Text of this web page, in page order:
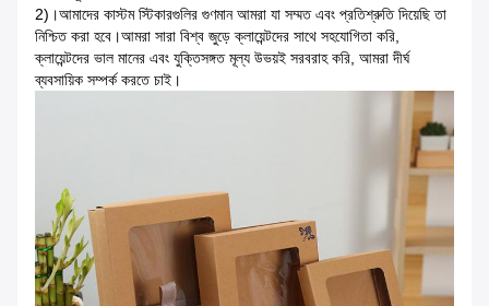
2)।আমাদের কাস্টম স্টিকারগুলির গুণমান আমরা যা সম্মত এবং প্রতিশ্রুতি দিয়েছি তা
নিশ্চিত করা হবে।আমরা সারা বিশ্ব জুড়ে ক্লায়েন্টদের সাথে সহযোগিতা করি,
ক্লায়েন্টদের ভাল মানের এবং যুক্তিসঙ্গত মূল্য উভয়ই সরবরাহ করি, আমরা দীর্ঘ
ব্যবসায়িক সম্পর্ক করতে চাই।